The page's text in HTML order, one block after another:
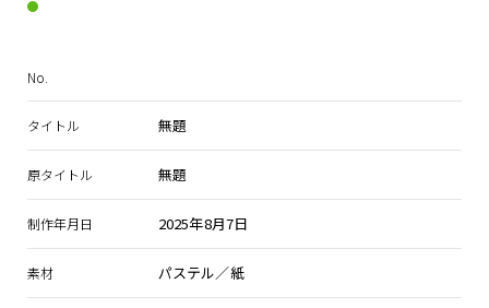
No.
タイトル 無題
原タイトル 無題
制作年月日 2025年8月7日
素材 パステル／紙